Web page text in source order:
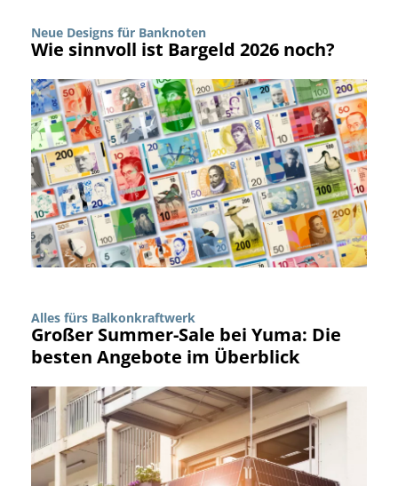
Neue Designs für Banknoten
Wie sinnvoll ist Bargeld 2026 noch?
Alles fürs Balkonkraftwerk
Großer Summer-Sale bei Yuma: Die
besten Angebote im Überblick